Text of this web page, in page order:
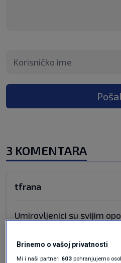
3 KOMENTARA
tfrana
Umirovljenici su svijim
Brinemo o vašoj privatnosti
Mi i naši partneri 603 pohranjujemo